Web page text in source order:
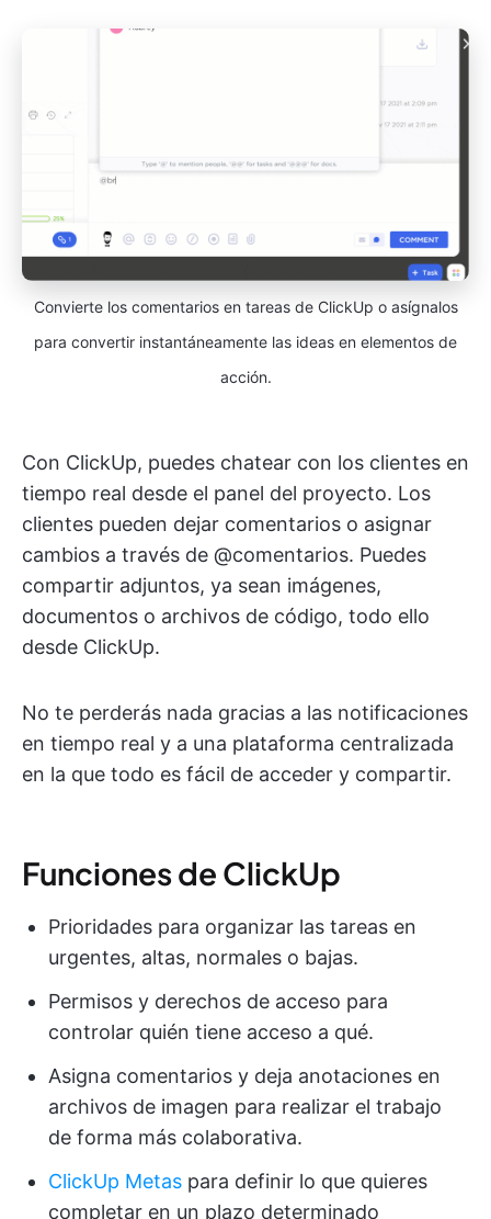
Convierte los comentarios en tareas de ClickUp o asígnalos
para convertir instantáneamente las ideas en elementos de
acción.
Con ClickUp, puedes chatear con los clientes en
tiempo real desde el panel del proyecto. Los
clientes pueden dejar comentarios o asignar
cambios a través de @comentarios. Puedes
compartir adjuntos, ya sean imágenes,
documentos o archivos de código, todo ello
desde ClickUp.
No te perderás nada gracias a las notificaciones
en tiempo real y a una plataforma centralizada
en la que todo es fácil de acceder y compartir.
Funciones de ClickUp
Prioridades para organizar las tareas en
urgentes, altas, normales o bajas.
Permisos y derechos de acceso para
controlar quién tiene acceso a qué.
Asigna comentarios y deja anotaciones en
archivos de imagen para realizar el trabajo
de forma más colaborativa.
ClickUp Metas para definir lo que quieres
completar en un plazo determinado